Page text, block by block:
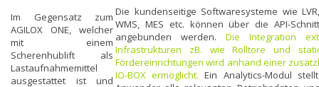
Im Gegensatz zum
AGILOX ONE, welcher
mit einem
Scherenhublift als
Lastaufnahmemittel
ausgestattet ist und
Die kundenseitige Softwaresysteme wie
WMS, MES etc. können über die API-
angebunden werden. Die Integration
Infrastrukturen zB. wie Rolltore und
Fördereinrichtungen wird anhand einer
IO-BOX ermöglicht. Ein Analytics-Modul